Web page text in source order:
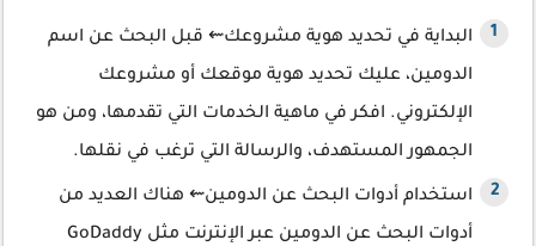
البداية في تحديد هوية مشروعك⇜ قبل البحث عن اسم
الدومين، عليك تحديد هوية موقعك أو مشروعك
الإلكتروني. افكر في ماهية الخدمات التي تقدمها، ومن هو
الجمهور المستهدف، والرسالة التي ترغب في نقلها.
استخدام أدوات البحث عن الدومين⇜ هناك العديد من
أدوات البحث عن الدومين عبر الإنترنت مثل GoDaddy